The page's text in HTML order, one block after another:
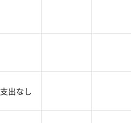
支出なし